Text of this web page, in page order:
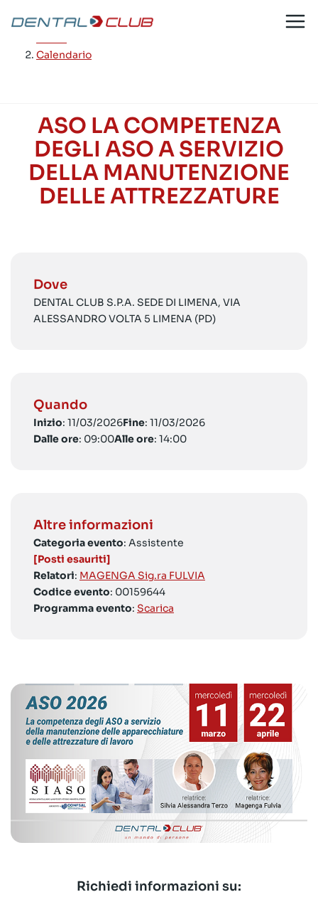
contenuto
Calendario
ASO LA COMPETENZA
DEGLI ASO A SERVIZIO
DELLA MANUTENZIONE
DELLE ATTREZZATURE
Dove
DENTAL CLUB S.P.A. SEDE DI LIMENA, VIA
ALESSANDRO VOLTA 5 LIMENA (PD)
Quando
Inizio: 11/03/2026Fine: 11/03/2026
Dalle ore: 09:00Alle ore: 14:00
Altre informazioni
Categoria evento: Assistente
[Posti esauriti]
Relatori: MAGENGA Sig.ra FULVIA
Codice evento: 00159644
Programma evento: Scarica
Richiedi informazioni su: